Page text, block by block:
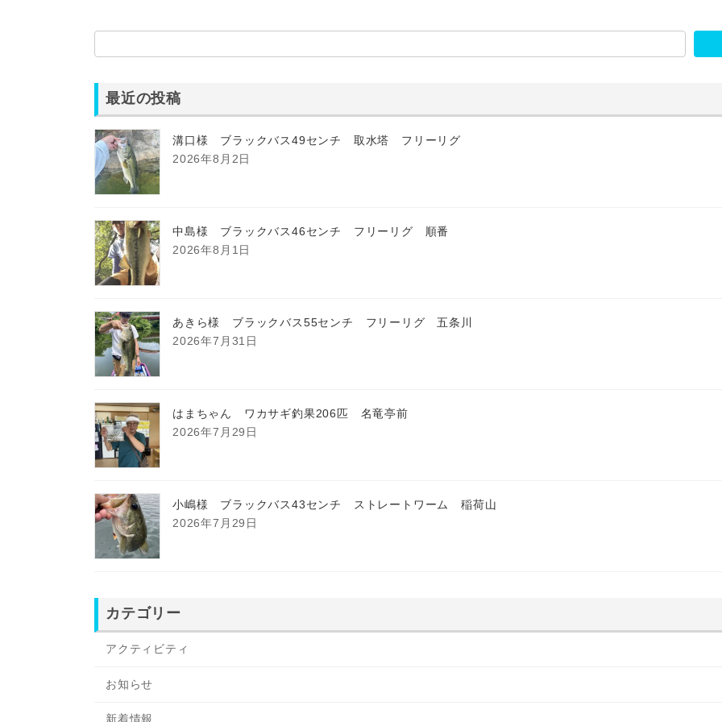
最近の投稿
溝口様 ブラックバス49センチ 取水塔 フリーリグ
2026年8月2日
中島様 ブラックバス46センチ フリーリグ 順番
2026年8月1日
あきら様 ブラックバス55センチ フリーリグ 五条川
2026年7月31日
はまちゃん ワカサギ釣果206匹 名竜亭前
2026年7月29日
小嶋様 ブラックバス43センチ ストレートワーム 稲荷山
2026年7月29日
カテゴリー
アクティビティ
お知らせ
新着情報